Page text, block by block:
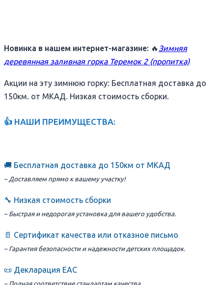
Новинка в нашем интернет-магазине: 🔥 Зимняя
деревянная заливная горка Теремок 2 (пропитка)
Акции на эту зимнюю горку: Бесплатная доставка до
150км. от МКАД. Низкая стоимость сборки.
👍 НАШИ ПРЕИМУЩЕСТВА:
🚚 Бесплатная доставка до 150км от МКАД
– Доставляем прямо к вашему участку!
🔧 Низкая стоимость сборки
– Быстрая и недорогая установка для вашего удобства.
📄 Сертификат качества или отказное письмо
– Гарантия безопасности и надежности детских площадок.
📜 Декларация ЕАС